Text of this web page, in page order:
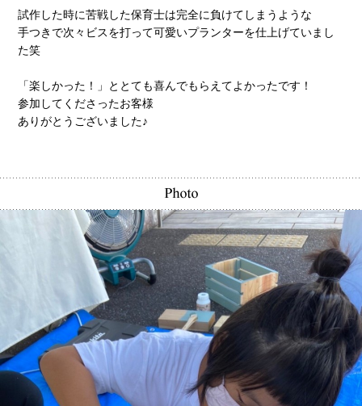
試作した時に苦戦した保育士は完全に負けてしまうような
手つきで次々ビスを打って可愛いプランターを仕上げていまし
た笑
「楽しかった！」ととても喜んでもらえてよかったです！
参加してくださったお客様
ありがとうございました♪